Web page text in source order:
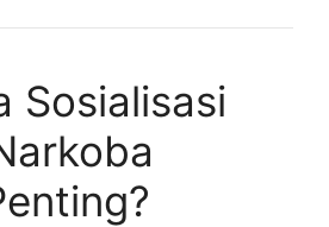
Sosialisasi